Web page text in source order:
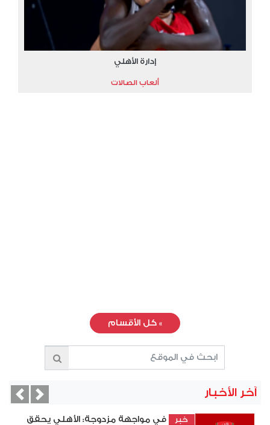
إدارة الأهلي
ألعاب الصالات
» كل الأقسام
آخر الأخبار
خبر
في مواجهة مزدوجة: الأهلي يحقق
Next